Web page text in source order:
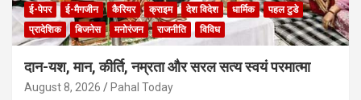
ई-पेपर ई-मैगजीन कैरियर क्राइम देश विदेश धार्मिक
पहल टुडे
प्रादेशिक
बिजनेस मनोरंजन राजनीति विविध
दान-यश, मान, कीर्ति, नम्रता और सरल सत्य स्वयं परमात्मा
August 8, 2026 Pahal Today